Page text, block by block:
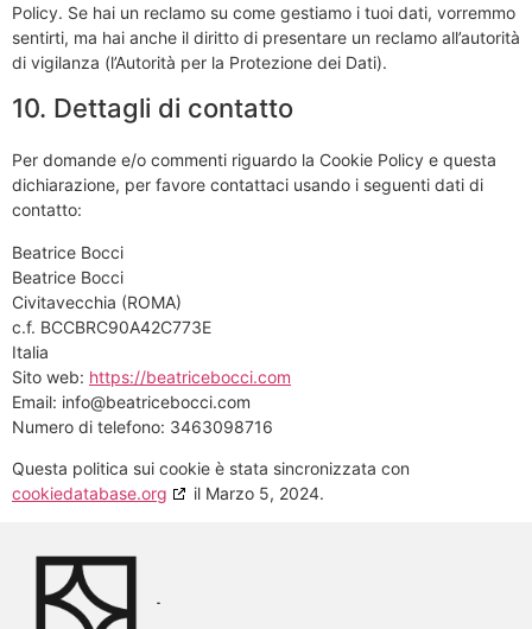
Policy. Se hai un reclamo su come gestiamo i tuoi dati, vorremmo
sentirti, ma hai anche il diritto di presentare un reclamo all’autorità
di vigilanza (l’Autorità per la Protezione dei Dati).
10. Dettagli di contatto
Per domande e/o commenti riguardo la Cookie Policy e questa
dichiarazione, per favore contattaci usando i seguenti dati di
contatto:
Beatrice Bocci
Beatrice Bocci
Civitavecchia (ROMA)
c.f. BCCBRC90A42C773E
Italia
Sito web: https://beatricebocci.com
Email: info@beatricebocci.com
Numero di telefono: 3463098716
Questa politica sui cookie è stata sincronizzata con
cookiedatabase.org
il Marzo 5, 2024.